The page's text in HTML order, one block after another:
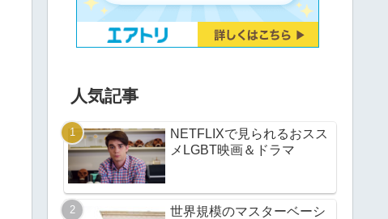
人気記事
NETFLIXで見られるおスス
メLGBT映画＆ドラマ
世界規模のマスターベーシ